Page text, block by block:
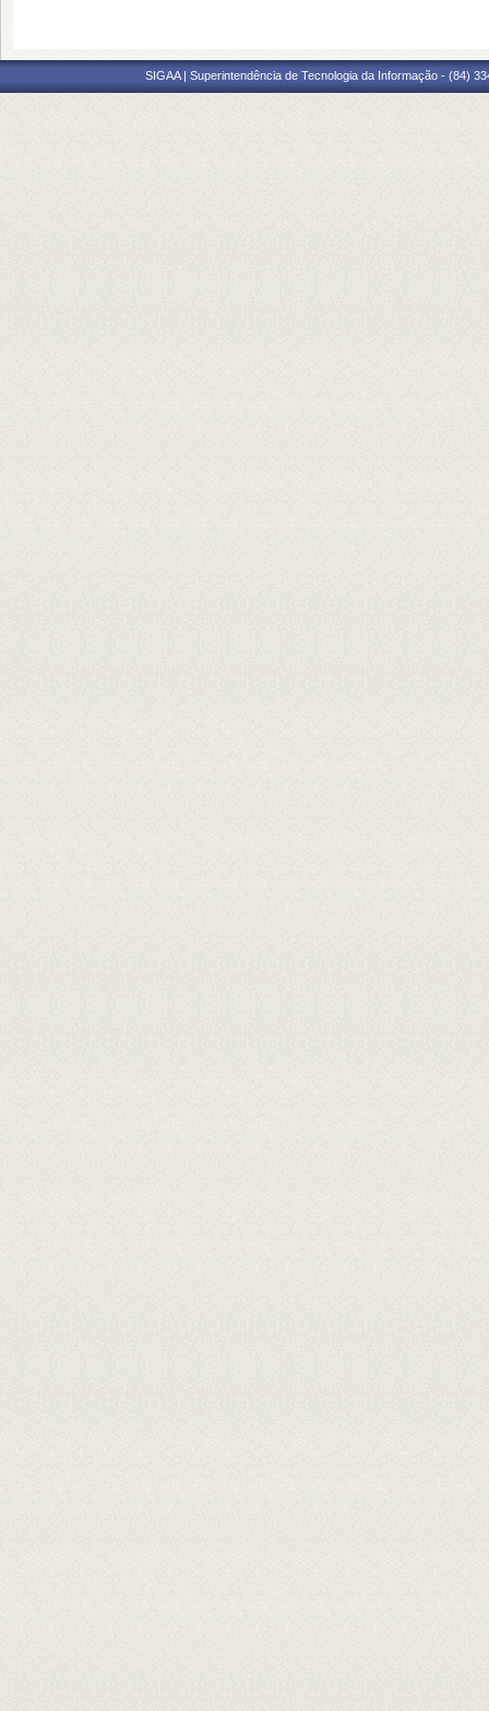
SIGAA | Superintendência de Tecnologia da Informação - (84)